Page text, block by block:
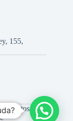
155,
direitos